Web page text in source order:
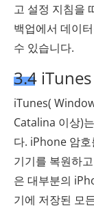
고 설정 지침을
백업에서 데이
수 있습니다.
3.4
iTunes(
Catalina 이상)
다. iPhone 암
기기를 복원하
은 대부분의
기에 저장된 모